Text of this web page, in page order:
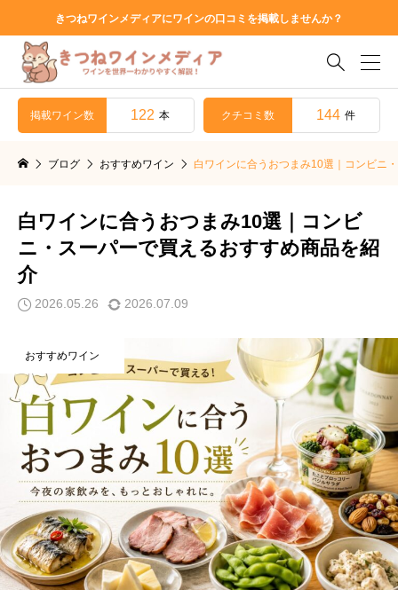
きつねワインメディアにワインの口コミを掲載しませんか？

掲載ワイン数 122 本 クチコミ数 144 件
ブログ おすすめワイン 白ワインに合うおつまみ10選｜コンビニ
白ワインに合うおつまみ10選｜コンビ
ニ・スーパーで買えるおすすめ商品を紹
介
2026.05.26 2026.07.09
おすすめワイン